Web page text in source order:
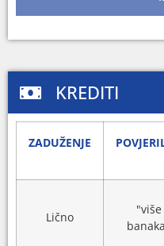
KREDITI
ZADUŽENJE
Lično
"više